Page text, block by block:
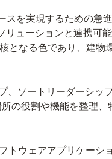
スを実現するための急
ューションと連携可
となる色であり、建物
、ソートリーダーシッ
の役割や機能を整理、
トウェアアプリケーシ